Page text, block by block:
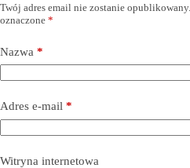
Twój adres email nie zostanie opublikowany.
oznaczone *
Nazwa *
Adres e-mail *
Witryna internetowa